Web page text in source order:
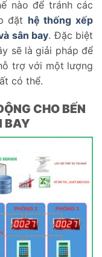
nào để tránh các
đặt hệ thống xếp
sân bay. Đặc biệt
sẽ là giải pháp để
trợ với một lượng
có thể.
CHO BẾN
BAY